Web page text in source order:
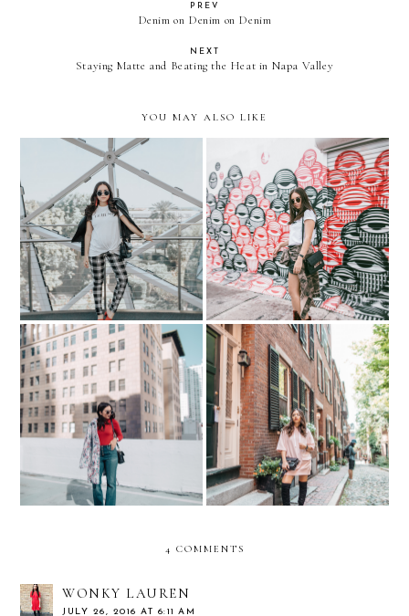
PREV
Denim on Denim on Denim
NEXT
Staying Matte and Beating the Heat in Napa Valley
YOU MAY ALSO LIKE
THE DALI MUSEUM...
with "Le BUMP"
ALL EYES ON YOU
WINTER 70s inspired:
flared jeans, turtleneck,
and colorful coat.
Exploring Boston. Acorn
Street
4 COMMENTS
WONKY LAUREN
JULY 26, 2016 AT 6:11 AM